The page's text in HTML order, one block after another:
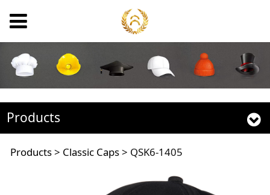
Products
QSK6-1405
Products> Classic Caps> QSK6-1405